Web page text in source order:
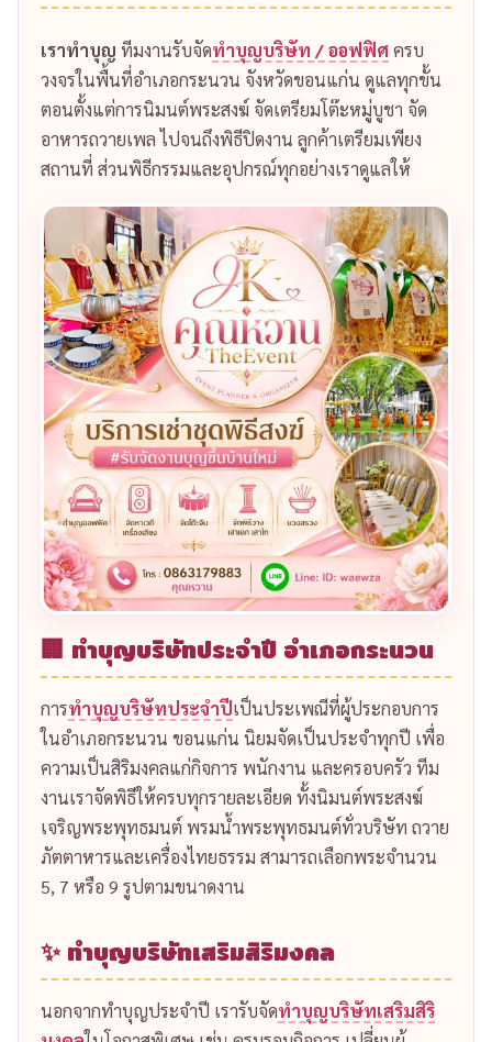
เราทำบุญ ทีมงานรับจัดทำบุญบริษัท / ออฟฟิศครบ
วงจรในพื้นที่อำเภอกระนวน จังหวัดขอนแก่น ดูแลทุกขั้น
ตอนตั้งแต่การนิมนต์พระสงฆ์ จัดเตรียมโต๊ะหมู่บูชา จัด
อาหารถวายเพล ไปจนถึงพิธีปิดงาน ลูกค้าเตรียมเพียง
สถานที่ ส่วนพิธีกรรมและอุปกรณ์ทุกอย่างเราดูแลให้
🏢 ทำบุญบริษัทประจำปี อำเภอกระนวน
การทำบุญบริษัทประจำปีเป็นประเพณีที่ผู้ประกอบการ
ในอำเภอกระนวน ขอนแก่น นิยมจัดเป็นประจำทุกปี เพื่อ
ความเป็นสิริมงคลแก่กิจการ พนักงาน และครอบครัว ทีม
งานเราจัดพิธีให้ครบทุกรายละเอียด ทั้งนิมนต์พระสงฆ์
เจริญพระพุทธมนต์ พรมน้ำพระพุทธมนต์ทั่วบริษัท ถวาย
ภัตตาหารและเครื่องไทยธรรม สามารถเลือกพระจำนวน
5, 7 หรือ 9 รูปตามขนาดงาน
✨ ทำบุญบริษัทเสริมสิริมงคล
นอกจากทำบุญประจำปี เรารับจัดทำบุญบริษัทเสริมสิริ